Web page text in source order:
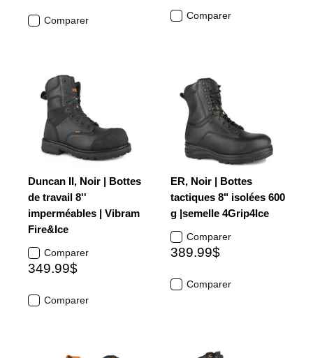
Comparer Comparer
Duncan II, Noir | Bottes
de travail 8''
imperméables | Vibram
Fire&Ice
Comparer
349.99$
Comparer
ER, Noir | Bottes
tactiques 8" isolées 600
g |semelle 4Grip4Ice
Comparer
389.99$
Comparer